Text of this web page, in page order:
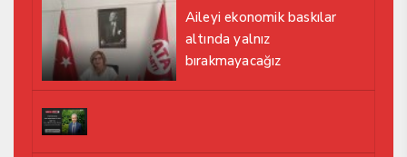
Aileyi ekonomik baskılar
altında yalnız
bırakmayacağız